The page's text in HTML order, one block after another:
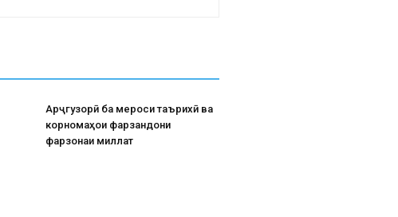
Арҷгузорӣ ба мероси таърихӣ ва
корномаҳои фарзандони
фарзонаи миллат